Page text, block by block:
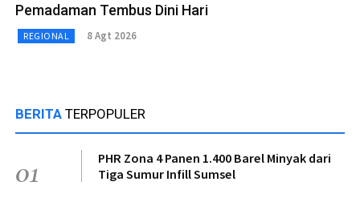
Pemadaman Tembus Dini Hari
REGIONAL 8 Agt 2026
BERITA TERPOPULER
01
PHR Zona 4 Panen 1.400 Barel Minyak dari
Tiga Sumur Infill Sumsel